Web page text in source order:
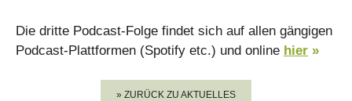
Die dritte Podcast-Folge findet sich auf allen gängigen
Podcast-Plattformen (Spotify etc.) und online hier »
» ZURÜCK ZU AKTUELLES